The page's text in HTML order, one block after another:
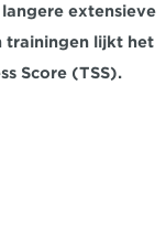
extensieve
trainingen lijkt het
Score (TSS).